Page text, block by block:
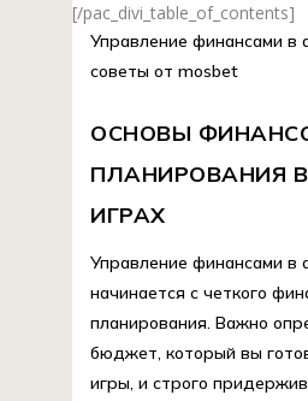
[/pac_divi_table_of_contents]
Управление финансами в
советы от mosbet
ОСНОВЫ
ПЛАНИРОВАНИЯ
ИГРАХ
Управление финансами в
начинается с четкого
планирования. Важно
бюджет, который вы
игры, и строго